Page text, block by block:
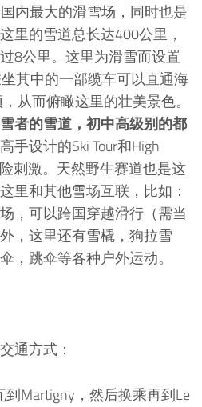
内最大的滑雪场，同时也是
里的雪道总长达400公里，
8公里。这里为滑雪而设置
其中的一部缆车可以直通海
从而俯瞰这里的壮美景色。
者的雪道，初中高级别的都
手设计的Ski Tour和High
刺激。天然野生赛道也是这
里和其他雪场互联，比如：
，可以跨国穿越滑行（需当
，这里还有雪橇，狗拉雪
，跳伞等各种户外运动。
通方式：
Martigny，然后换乘再到Le